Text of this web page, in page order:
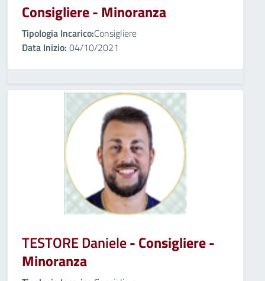
Consigliere - Minoranza
Tipologia Incarico:Consigliere
Data Inizio: 04/10/2021
TESTORE Daniele- Consigliere -
Minoranza